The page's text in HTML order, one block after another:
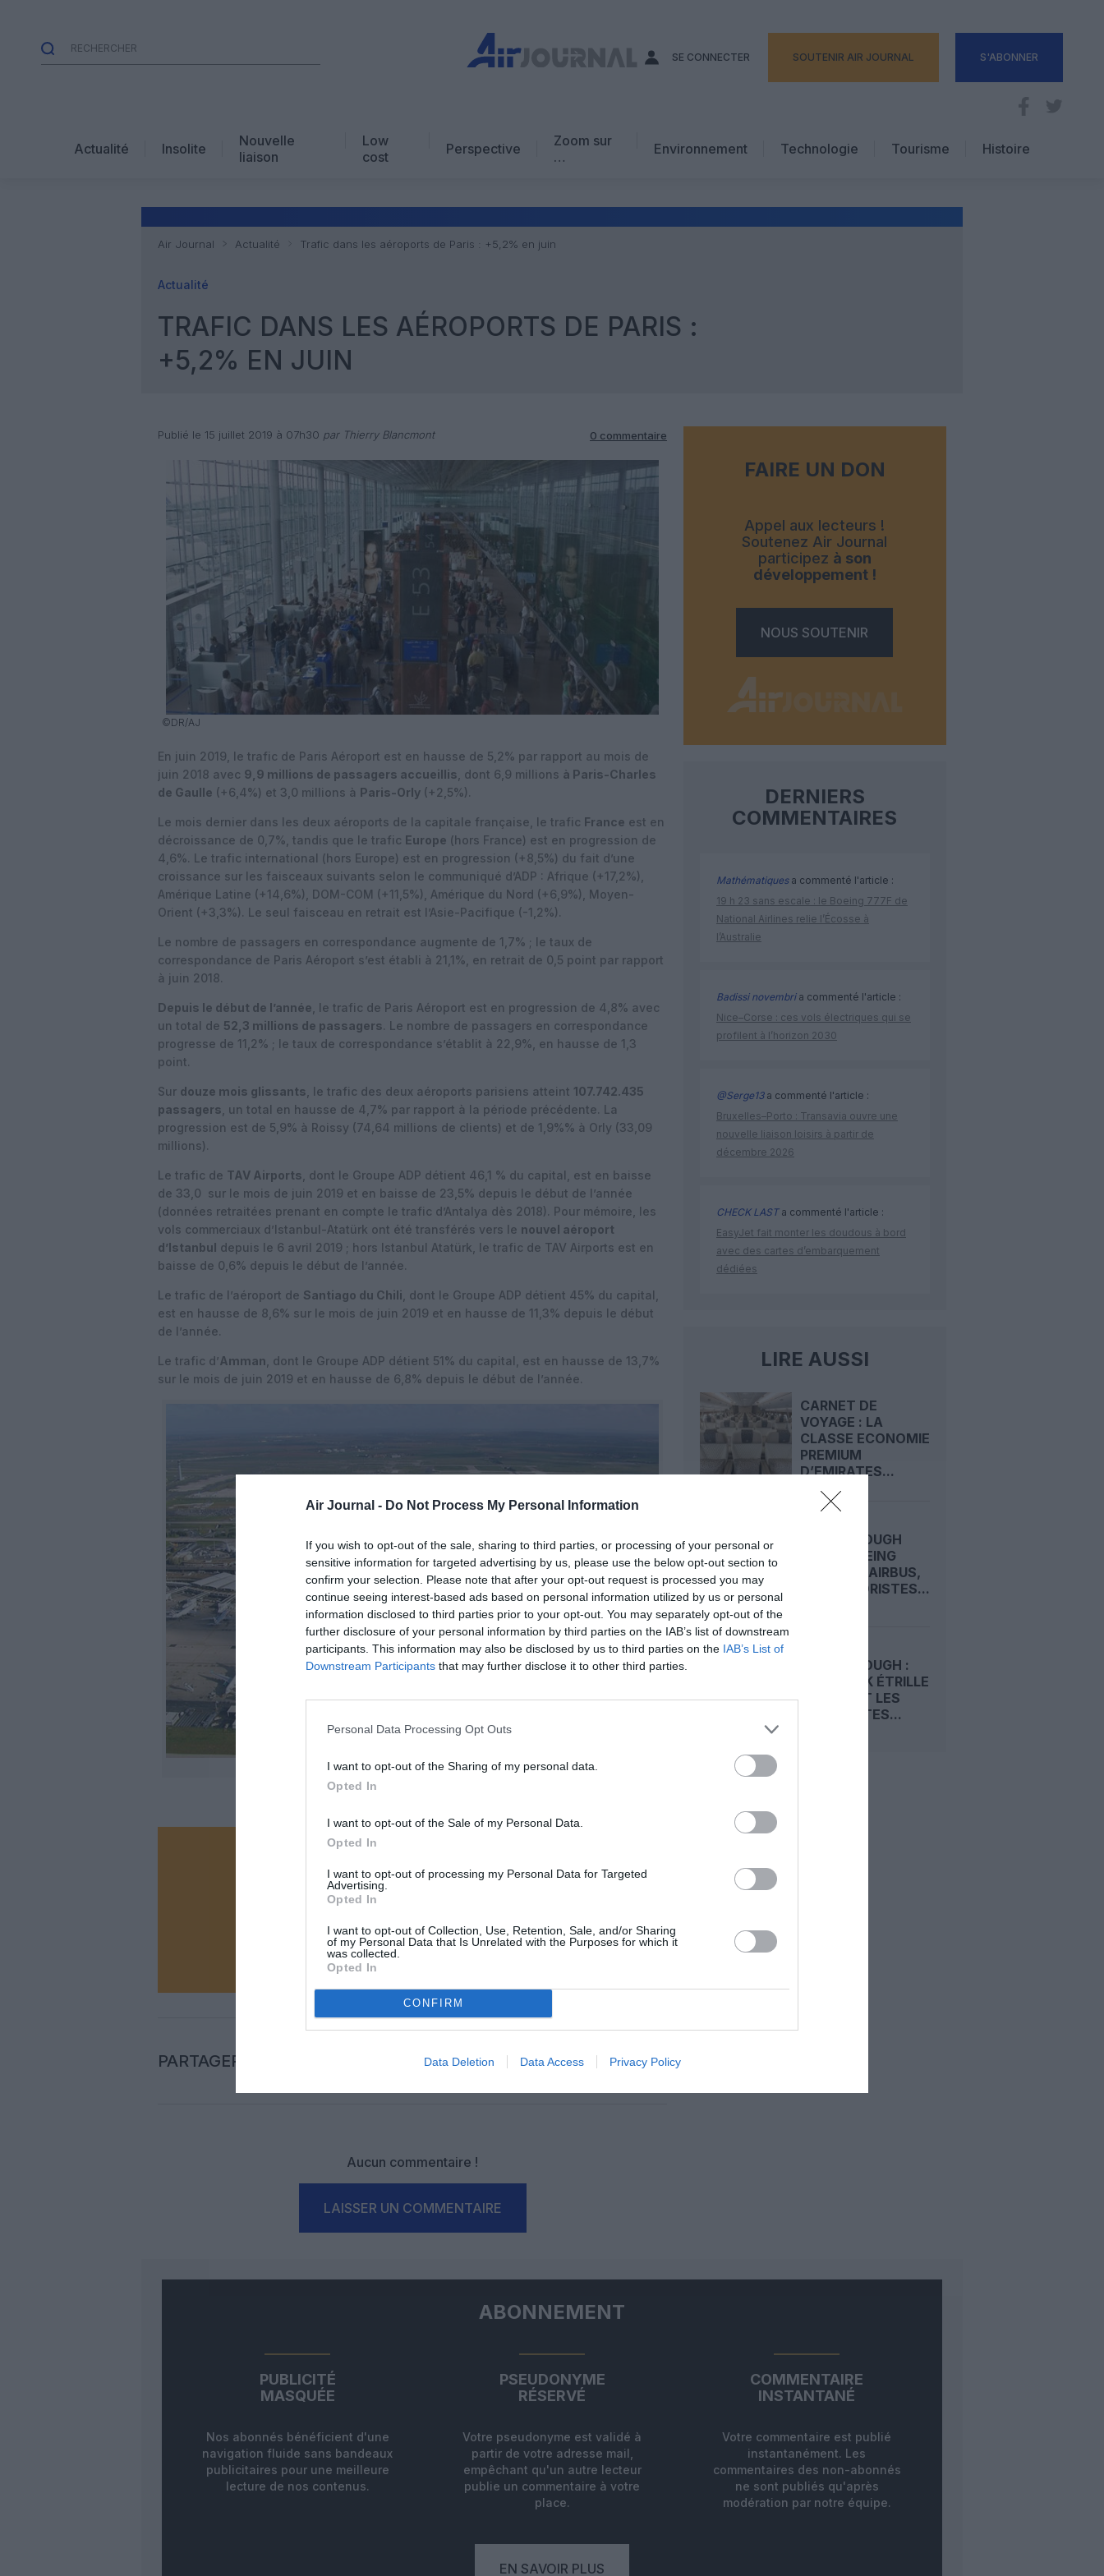
Air Journal - Do Not Process My Personal Information
If you wish to opt-out of the sale, sharing to third parties, or processing of your personal or
sensitive information for targeted advertising by us, please use the below opt-out section to
confirm your selection. Please note that after your opt-out request is processed you may
continue seeing interest-based ads based on personal information utilized by us or personal
information disclosed to third parties prior to your opt-out. You may separately opt-out of the
further disclosure of your personal information by third parties on the IAB’s list of downstream
participants. This information may also be disclosed by us to third parties on the IAB’s List of
Downstream Participants that may further disclose it to other third parties.
Personal Data Processing Opt Outs
I want to opt-out of the Sharing of my personal data.
Opted In
I want to opt-out of the Sale of my Personal Data.
Opted In
I want to opt-out of processing my Personal Data for Targeted
Advertising.
Opted In
I want to opt-out of Collection, Use, Retention, Sale, and/or Sharing
of my Personal Data that Is Unrelated with the Purposes for which it
was collected.
Opted In
CONFIRM
Data Deletion Data Access Privacy Policy
SE CONNECTER SOUTENIR AIR JOURNAL S'ABONNER
Actualité Insolite
Nouvelle
liaison
Low
cost
Perspective
Zoom sur
…
Avis d’expert
Environnement Technologie
Tourisme
Hôtellerie
Histoire
Air Journal Actualité Trafic dans les aéroports de Paris : +5,2% en juin
Actualité
TRAFIC DANS LES AÉROPORTS DE PARIS :
+5,2% EN JUIN
Publié le 15 juillet 2019 à 07h30 par Thierry Blancmont 0 commentaire
©DR/AJ
En juin 2019, le trafic de Paris Aéroport est en hausse de 5,2% par rapport au mois de
juin 2018 avec 9,9 millions de passagers accueillis , dont 6,9 millions à Paris-Charles
de Gaulle (+6,4%) et 3,0 millions à Paris-Orly (+2,5%).
Le mois dernier dans les deux aéroports de la capitale française, le trafic France est en
décroissance de 0,7%, tandis que le trafic Europe (hors France) est en progression de
4,6%. Le trafic international (hors Europe) est en progression (+8,5%) du fait d’une
croissance sur les faisceaux suivants selon le communiqué d’ADP : Afrique (+17,2%),
Amérique Latine (+14,6%), DOM-COM (+11,5%), Amérique du Nord (+6,9%), Moyen-
Orient (+3,3%). Le seul faisceau en retrait est l’Asie-Pacifique (-1,2%).
Le nombre de passagers en correspondance augmente de 1,7% ; le taux de
correspondance de Paris Aéroport s’est établi à 21,1%, en retrait de 0,5 point par rapport
à juin 2018.
Depuis le début de l’année , le trafic de Paris Aéroport est en progression de 4,8% avec
un total de 52,3 millions de passagers. Le nombre de passagers en correspondance
progresse de 11,2% ; le taux de correspondance s’établit à 22,9%, en hausse de 1,3
point.
Sur douze mois glissants , le trafic des deux aéroports parisiens atteint 107.742.435
passagers , un total en hausse de 4,7% par rapport à la période précédente. La
progression est de 5,9% à Roissy (74,64 millions de clients) et de 1,9%% à Orly (33,09
millions).
Le trafic de TAV Airports , dont le Groupe ADP détient 46,1 % du capital, est en baisse
de 33,0 sur le mois de juin 2019 et en baisse de 23,5% depuis le début de l’année
(données retraitées prenant en compte le trafic d’Antalya dès 2018). Pour mémoire, les
vols commerciaux d’Istanbul-Atatürk ont été transférés vers le nouvel aéroport
d’Istanbul depuis le 6 avril 2019 ; hors Istanbul Atatürk, le trafic de TAV Airports est en
baisse de 0,6% depuis le début de l’année.
Le trafic de l’aéroport de Santiago du Chili , dont le Groupe ADP détient 45% du capital,
est en hausse de 8,6% sur le mois de juin 2019 et en hausse de 11,3% depuis le début
de l’année.
Le trafic d’Amman , dont le Groupe ADP détient 51% du capital, est en hausse de 13,7%
sur le mois de juin 2019 et en hausse de 6,8% depuis le début de l’année.
©Groupe ADP
Soutenez-nous, faites un don !
NOUS SOUTENIR
PARTAGER L'ARTICLE
FacebookTwitterPinterestLinkedInEmail Print
Aucun commentaire !
LAISSER UN COMMENTAIRE
FAIRE UN DON
Appel aux lecteurs !
Soutenez Air Journal
participez à son
développement !
NOUS SOUTENIR
DERNIERS
COMMENTAIRES
Mathématiquesa commenté l'article :
19 h 23 sans escale : le Boeing 777F de
National Airlines relie l’Écosse à
l’Australie
Badissi novembria commenté l'article :
Nice–Corse : ces vols électriques qui se
profilent à l’horizon 2030
@Serge13a commenté l'article :
Bruxelles–Porto : Transavia ouvre une
nouvelle liaison loisirs à partir de
décembre 2026
CHECK LASTa commenté l'article :
EasyJet fait monter les doudous à bord
avec des cartes d’embarquement
dédiées
LIRE AUSSI
CARNET DE
VOYAGE : LA
CLASSE ECONOMIE
PREMIUM
D’EMIRATES...
FARNBOROUGH
2026 : BOEING
DEVANCE AIRBUS,
LES MOTORISTES...
FARNBOROUGH :
TIM CLARK ÉTRILLE
BOEING ET LES
MOTORISTES...
ABONNEMENT
PUBLICITÉ
MASQUÉE
Nos abonnés bénéficient d'une
navigation fluide sans bandeaux
publicitaires pour une meilleure
lecture de nos contenus.
PSEUDONYME
RÉSERVÉ
Votre pseudonyme est validé à
partir de votre adresse mail,
empêchant qu'un autre lecteur
publie un commentaire à votre
place.
COMMENTAIRE
INSTANTANÉ
Votre commentaire est publié
instantanément. Les
commentaires des non-abonnés
ne sont publiés qu'après
modération par notre équipe.
EN SAVOIR PLUS